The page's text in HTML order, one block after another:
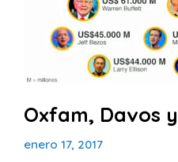
Oxfam, Davos
enero 17, 2017